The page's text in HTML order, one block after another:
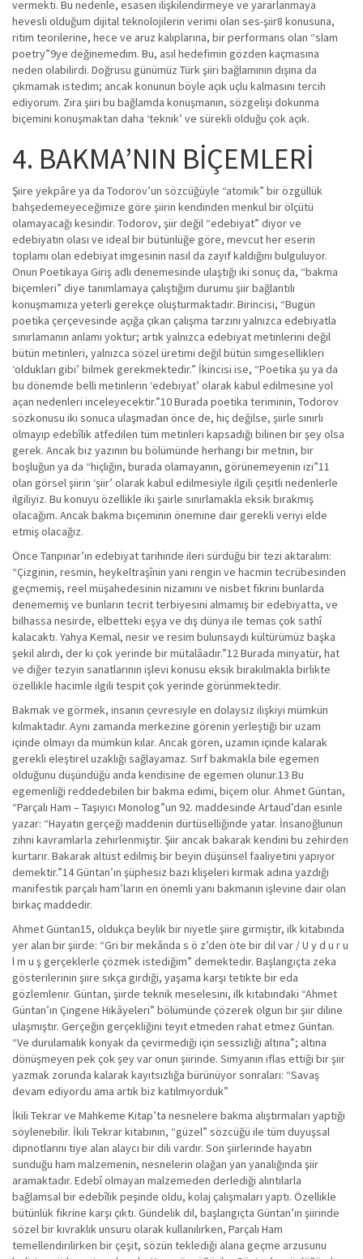
vermekti. Bu nedenle, esasen ilişkilendirmeye ve yararlanmaya
hevesli olduğum dijital teknolojilerin verimi olan ses-şiir8 konusuna,
ritim teorilerine, hece ve aruz kalıplarına, bir performans olan “slam
poetry”9ye değinemedim. Bu, asıl hedefimin gözden kaçmasına
neden olabilirdi. Doğrusu günümüz Türk şiiri bağlamının dışına da
çıkmamak istedim; ancak konunun böyle açık uçlu kalmasını tercih
ediyorum. Zira şiiri bu bağlamda konuşmanın, sözgelişi dokunma
biçemini konuşmaktan daha ‘teknik’ ve sürekli olduğu çok açık.
4. BAKMA’NIN BİÇEMLERİ
Şiire yekpâre ya da Todorov’un sözcüğüyle “atomik” bir özgüllük
bahşedemeyeceğimize göre şiirin kendinden menkul bir ölçütü
olamayacağı kesindir. Todorov, şiir değil “edebiyat” diyor ve
edebiyatın olası ve ideal bir bütünlüğe göre, mevcut her eserin
toplamı olan edebiyat imgesinin nasıl da zayıf kaldığını bulguluyor.
Onun Poetikaya Giriş adlı denemesinde ulaştığı iki sonuç da, “bakma
biçemleri” diye tanımlamaya çalıştığım durumu şiir bağlantılı
konuşmamıza yeterli gerekçe oluşturmaktadır. Birincisi, “Bugün
poetika çerçevesinde açığa çıkan çalışma tarzını yalnızca edebiyatla
sınırlamanın anlamı yoktur; artık yalnızca edebiyat metinlerini değil
bütün metinleri, yalnızca sözel üretimi değil bütün simgesellikleri
‘oldukları gibi’ bilmek gerekmektedir.” İkincisi ise, “Poetika şu ya da
bu dönemde belli metinlerin ‘edebiyat’ olarak kabul edilmesine yol
açan nedenleri inceleyecektir.”10 Burada poetika teriminin, Todorov
sözkonusu iki sonuca ulaşmadan önce de, hiç değilse, şiirle sınırlı
olmayıp edebîlik atfedilen tüm metinleri kapsadığı bilinen bir şey olsa
gerek. Ancak biz yazının bu bölümünde herhangi bir metnin, bir
boşluğun ya da “hiçliğin, burada olamayanın, görünemeyenin izi”11
olan görsel şiirin ‘şiir’ olarak kabul edilmesiyle ilgili çeşitli nedenlerle
ilgiliyiz. Bu konuyu özellikle iki şairle sınırlamakla eksik bırakmış
olacağım. Ancak bakma biçeminin önemine dair gerekli veriyi elde
etmiş olacağız.
Önce Tanpınar’ın edebiyat tarihinde ileri sürdüğü bir tezi aktaralım:
“Çizginin, resmin, heykeltraşînin yani rengin ve hacmin tecrübesinden
geçmemiş, reel müşahedesinin nizamını ve nisbet fikrini bunlarda
denememiş ve bunların tecrit terbiyesini almamış bir edebiyatta, ve
bilhassa nesirde, elbetteki eşya ve dış dünya ile temas çok sathî
kalacaktı. Yahya Kemal, nesir ve resim bulunsaydı kültürümüz başka
şekil alırdı, der ki çok yerinde bir mütalâadır.”12 Burada minyatür, hat
ve diğer tezyin sanatlarının işlevi konusu eksik bırakılmakla birlikte
özellikle hacimle ilgili tespit çok yerinde görünmektedir.
Bakmak ve görmek, insanın çevresiyle en dolaysız ilişkiyi mümkün
kılmaktadır. Aynı zamanda merkezine görenin yerleştiği bir uzam
içinde olmayı da mümkün kılar. Ancak gören, uzamın içinde kalarak
gerekli eleştirel uzaklığı sağlayamaz. Sırf bakmakla bile egemen
olduğunu düşündüğü anda kendisine de egemen olunur.13 Bu
egemenliği reddedebilen bir bakma edimi, biçem olur. Ahmet Güntan,
“Parçalı Ham – Taşıyıcı Monolog”un 92. maddesinde Artaud’dan esinle
yazar: “Hayatın gerçeği maddenin dürtüselliğinde yatar. İnsanoğlunun
zihni kavramlarla zehirlenmiştir. Şiir ancak bakarak kendini bu zehirden
kurtarır. Bakarak altüst edilmiş bir beyin düşünsel faaliyetini yapıyor
demektir.”14 Güntan’ın şüphesiz bazı klişeleri kırmak adına yazdığı
manifestik parçalı ham’ların en önemli yanı bakmanın işlevine dair olan
birkaç maddedir.
Ahmet Güntan15, oldukça beylik bir niyetle şiire girmiştir, ilk kitabında
yer alan bir şiirde: “Gri bir mekânda s ö z’den öte bir dil var / U y d u r u
l m u ş gerçeklerle çözmek istediğim” demektedir. Başlangıçta zeka
gösterilerinin şiire sıkça girdiği, yaşama karşı tetikte bir eda
gözlemlenir. Güntan, şiirde teknik meselesini, ilk kitabındaki “Ahmet
Güntan’ın Çingene Hikâyeleri” bölümünde çözerek olgun bir şiir diline
ulaşmıştır. Gerçeğin gerçekliğini teyit etmeden rahat etmez Güntan.
“Ve durulamalık konyak da çevirmediği için sessizliği altına”; altına
dönüşmeyen pek çok şey var onun şiirinde. Simyanın iflas ettiği bir şiir
yazmak zorunda kalarak kayıtsızlığa bürünüyor sonraları: “Savaş
devam ediyordu ama artık biz katılmıyorduk”
İkili Tekrar ve Mahkeme Kitap’ta nesnelere bakma alıştırmaları yaptığı
söylenebilir. İkili Tekrar kitabının, “güzel” sözcüğü ile tüm duyuşsal
dipnotlarını tiye alan alaycı bir dili vardır. Son şiirlerinde hayatın
sunduğu ham malzemenin, nesnelerin olağan yan yanalığında şiir
aramaktadır. Edebî olmayan malzemeden derlediği alıntılarla
bağlamsal bir edebîlik peşinde oldu, kolaj çalışmaları yaptı. Özellikle
bütünlük fikrine karşı çıktı. Gündelik dil, başlangıçta Güntan’ın şiirinde
sözel bir kıvraklık unsuru olarak kullanılırken, Parçalı Ham
temellendirilirken bir çeşit, sözün teklediği alana geçme arzusunu